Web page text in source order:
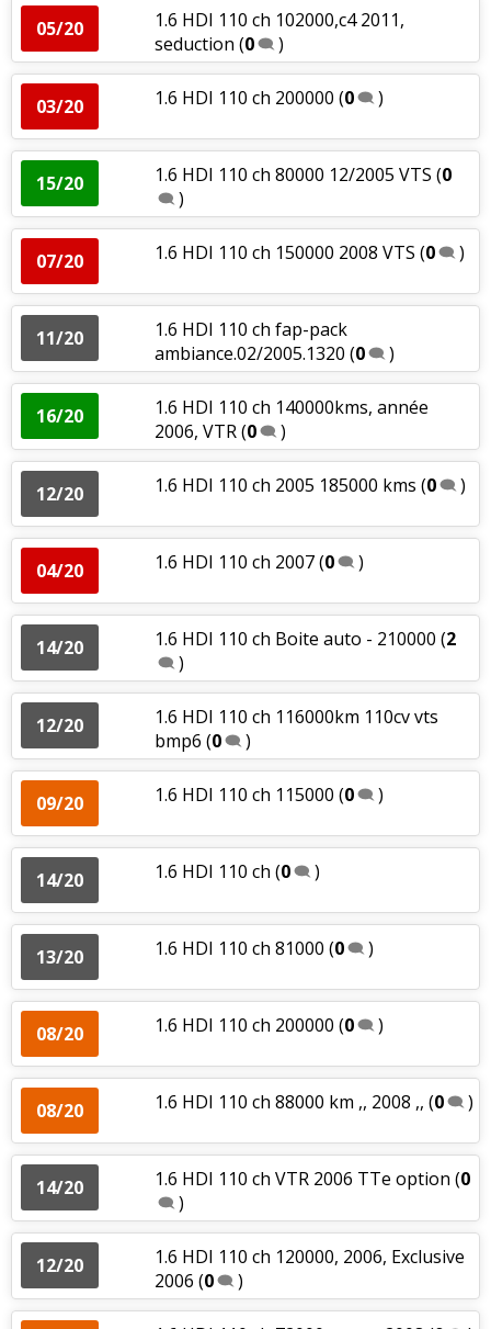
05/20
1.6 HDI 110 ch 102000,c4 2011,
seduction (0 )
03/20 1.6 HDI 110 ch 200000 (0 )
15/20 1.6 HDI 110 ch 80000 12/2005 VTS (0
)
07/20 1.6 HDI 110 ch 150000 2008 VTS (0 )
11/20
1.6 HDI 110 ch fap-pack
ambiance.02/2005.1320 (0 )
16/20
1.6 HDI 110 ch 140000kms, année
2006, VTR(0 )
12/20 1.6 HDI 110 ch 2005 185000 kms (0 )
04/20 1.6 HDI 110 ch 2007(0 )
14/20 1.6 HDI 110 ch Boite auto - 210000 (2
)
12/20
1.6 HDI 110 ch 116000km 110cv vts
bmp6 (0 )
09/20 1.6 HDI 110 ch 115000 (0 )
14/20 1.6 HDI 110 ch (0 )
13/20 1.6 HDI 110 ch 81000 (0 )
08/20 1.6 HDI 110 ch 200000 (0 )
08/20 1.6 HDI 110 ch 88000 km ,, 2008 ,, (0 )
14/20 1.6 HDI 110 ch VTR 2006 TTe option (0
)
12/20
1.6 HDI 110 ch 120000, 2006, Exclusive
2006 (0 )